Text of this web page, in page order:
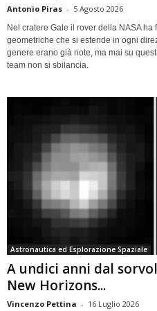
Antonio Piras - 5 Agosto 2026
Nel cratere Gale il rover della NASA ha
geometriche che si estende in ogni
genere erano già note, ma mai su
team non si sbilancia.
Astronautica ed Esplorazione Spaziale
A undici anni dal
New Horizons...
Vincenzo Pettina - 16 Luglio 2026